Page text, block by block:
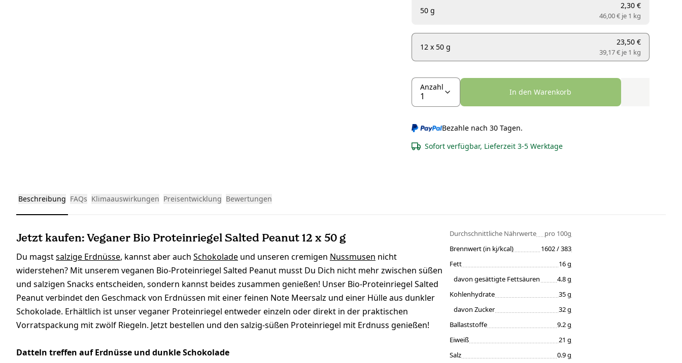
50 g
2,30 €
46,00 € je1 kg
12 x 50 g
23,50 €
39,17 € je1 kg
Anzahl
In den Warenkorb
Bezahle nach 30 Tagen.
Sofort verfügbar, Lieferzeit 3-5 Werktage
Beschreibung FAQs Klimaauswirkungen Preisentwicklung Bewertungen
Jetzt kaufen: Veganer Bio Proteinriegel Salted Peanut 12 x 50 g
Du magstsalzige Erdnüsse, kannst aber auch Schokolade und unseren cremigen Nussmusen nicht
widerstehen? Mit unserem veganen Bio-Proteinriegel Salted Peanut musst Du Dich nicht mehr zwischen süßen
und salzigen Snacks entscheiden, sondern kannst beides zusammen genießen! Unser Bio-Proteinriegel Salted
Peanut verbindet den Geschmack von Erdnüssen mit einer feinen Note Meersalz und einer Hülle aus dunkler
Schokolade. Erhältlich ist unser veganer Proteinriegel entweder einzeln oder direkt in der praktischen
Vorratspackung mit zwölf Riegeln. Jetzt bestellen und den salzig-süßen Proteinriegel mit Erdnuss genießen!
Datteln treffen auf Erdnüsse und dunkle Schokolade
Durchschnittliche Nährwerte
pro 100g
Brennwert (in kj/kcal)
1602 / 383
Fett
16 g
davon gesättigte Fettsäuren
4.8 g
Kohlenhydrate
35 g
davon Zucker
32 g
Ballaststoffe
9.2 g
Eiweiß
21 g
Salz
0.9 g